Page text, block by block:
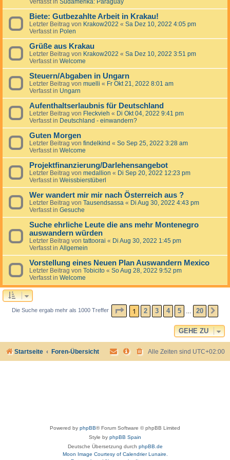
Verfasst in Südamerika: Paraguay
Biete: Gutbezahlte Arbeit in Krakau!
Letzter Beitrag von Krakow2022 « Sa Dez 10, 2022 4:05 pm
Verfasst in Polen
Grüße aus Krakau
Letzter Beitrag von Krakow2022 « Sa Dez 10, 2022 3:51 pm
Verfasst in Welcome
Steuern/Abgaben in Ungarn
Letzter Beitrag von muelli « Fr Okt 21, 2022 8:01 am
Verfasst in Ungarn
Aufenthaltserlaubnis für Deutschland
Letzter Beitrag von Fleckvieh « Di Okt 04, 2022 9:41 pm
Verfasst in Deutschland - einwandern?
Guten Morgen
Letzter Beitrag von findelkind « So Sep 25, 2022 3:28 am
Verfasst in Welcome
Projektfinanzierung/Darlehensangebot
Letzter Beitrag von medallion « Di Sep 20, 2022 12:23 pm
Verfasst in Weissbierstüberl
Wer wandert mir mir nach Österreich aus ?
Letzter Beitrag von Tausendsassa « Di Aug 30, 2022 4:43 pm
Verfasst in Gesuche
Suche ehrliche Leute die ans mehr Montenegro
auswandern würden
Letzter Beitrag von tattoorai « Di Aug 30, 2022 1:45 pm
Verfasst in Allgemein
Vorstellung eines Neuen Plan Auswandern Mexico
Letzter Beitrag von Tobicito « So Aug 28, 2022 9:52 pm
Verfasst in Welcome
Die Suche ergab mehr als 1000 Treffer SEITE1 VON20
1 2 3 4 5 20
GEHE ZU
Startseite Foren-Übersicht Alle Zeiten sind UTC+02:00
Powered by phpBB® Forum Software © phpBB Limited
Style by phpBB Spain
Deutsche Übersetzung durch phpBB.de
Moon Image Courtesy of Calendrier Lunaire.